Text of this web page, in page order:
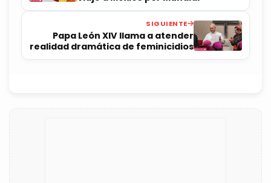
SIGUIENTE
Papa León XIV llama a atender
realidad dramática de feminicidios